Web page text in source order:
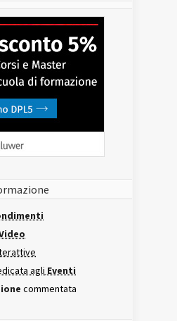
agli Eventi
commentata